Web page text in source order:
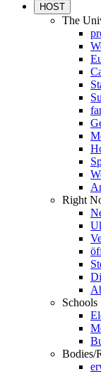
HOST
The
Right
Schools
Bodies/